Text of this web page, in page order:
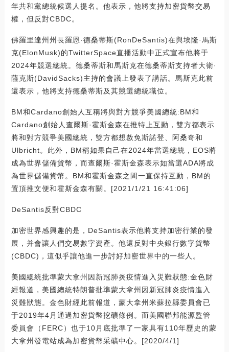
年共和黨總統候選人提名。他表示，他將支持加密貨幣交易
權，但反對CBDC。
佛羅里達州州長羅恩·德桑蒂斯(RonDeSantis)在與埃隆·馬斯
克(ElonMusk)的TwitterSpace直播活動中正式宣布他將于
2024年競選總統。德桑蒂斯和馬斯克在德桑蒂斯支持者大衛·
薩克斯(DavidSacks)主持的會議上發表了講話。馬斯克此前
還表示，他將支持德桑蒂斯及其競選總統職位。
BM和Cardano創始人互稱將與對方競爭美國總統:BM和
Cardano創始人查爾斯·霍斯金森在推特上互動，雙方都表示
將和對方競爭美國總統，雙方都想赦免斯諾登、阿桑奇和
Ulbricht。此外，BM稱如果自己在2024年當選總統，EOS將
成為世界儲備貨幣，而查爾斯·霍斯金森表示如當選ADA將成
為世界儲備貨幣。BM和霍斯金森之間一直保持互動，BM的
置頂推文便和霍斯金森有關。[2021/1/21 16:41:06]
DeSantis反對CBDC
加密世界感興趣的是，DeSantis表示他將支持加密行業的發
展，并會讓人們交易數字資產。他還反對中央銀行數字貨幣
(CBDC)，這似乎讓他進一步討好加密世界中的一些人。
美國總統批準蒙大拿州因新冠肺炎疫情進入災難狀態:金色財
經報道，美國總統特朗普批準蒙大拿州因新冠肺炎疫情進入
災難狀態。金色財經此前報道，蒙大拿州米蘇拉縣委員會已
于2019年4月通過加密貨幣挖礦條例。而美國聯邦能源監管
委員會（FERC）也于10月底批準了一家具有110年歷史的蒙
大拿州發電站成為加密貨幣采礦中心。[2020/4/1]